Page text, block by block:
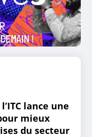
lance une
mieux
du secteur